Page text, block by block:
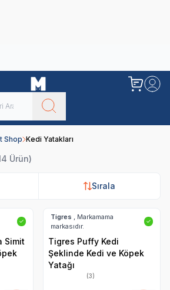
Shop Kedi Yatakları
Ürün)
Sırala
Sırala
✓
Simit
Tigres
, Markamama
markasıdır.
✓
Tigres Puffy Kedi
Şeklinde Kedi ve Köpek
Yatağı
(3)